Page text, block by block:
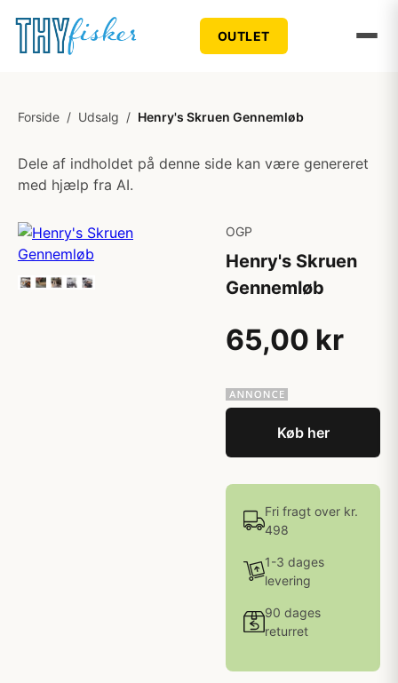
OUTLET
Forside / Udsalg / Henry's Skruen Gennemløb
Dele af indholdet på denne side kan være genereret
med hjælp fra AI.
OGP
Henry's Skruen
Gennemløb
65,00 kr
Køb her
Fri fragt over kr.
498
1-3 dages
levering
90 dages
returret